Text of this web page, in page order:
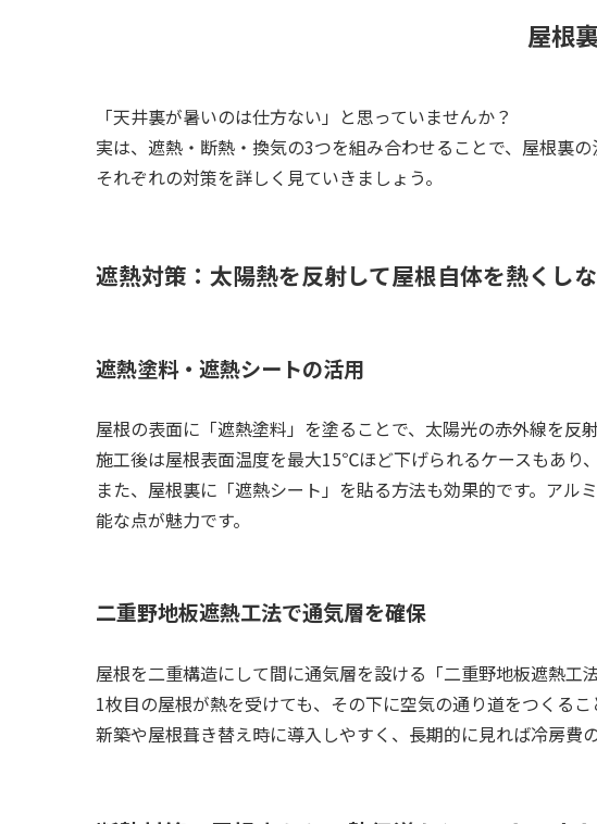
屋根
「天井裏が暑いのは仕方ない」と思っていませんか？
実は、遮熱・断熱・換気の3つを組み合わせることで、屋根裏
それぞれの対策を詳しく見ていきましょう。
遮熱対策：太陽熱を反射して屋根自体を熱くし
遮熱塗料・遮熱シートの活用
屋根の表面に「遮熱塗料」を塗ることで、太陽光の赤外線を反
施工後は屋根表面温度を最大15℃ほど下げられるケースもあり
また、屋根裏に「遮熱シート」を貼る方法も効果的です。ア
能な点が魅力です。
二重野地板遮熱工法で通気層を確保
屋根を二重構造にして間に通気層を設ける「二重野地板遮熱工
1枚目の屋根が熱を受けても、その下に空気の通り道をつくる
新築や屋根葺き替え時に導入しやすく、長期的に見れば冷房費